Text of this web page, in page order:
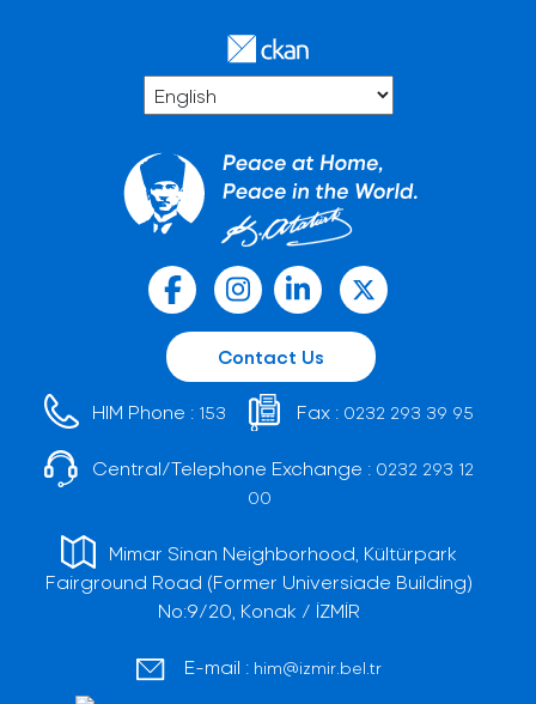
Contact Us
HIM Phone : 153 Fax : 0232 293 39 95
Central/Telephone Exchange : 0232 293 12
00
Mimar Sinan Neighborhood, Kültürpark
Fairground Road (Former Universiade Building)
No:9/20, Konak / İZMİR
E-mail : him@izmir.bel.tr